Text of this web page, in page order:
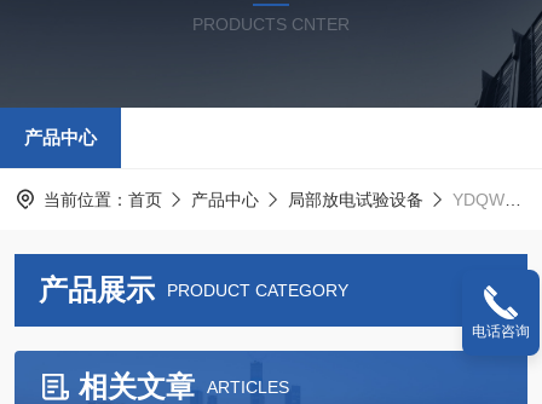
PRODUCTS CNTER
产品中心
当前位置： 首页 产品中心 局部放电试验设备 YDQW系列充气式无局放试
产品展示 PRODUCT CATEGORY
相关文章 ARTICLES
电话咨询